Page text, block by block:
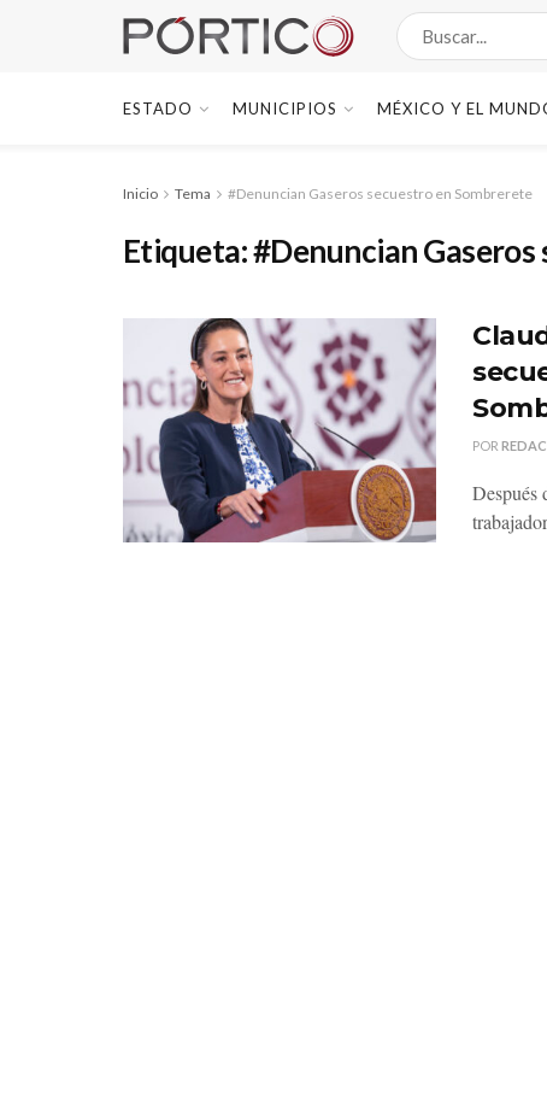
ESTADO MUNICIPIOS MÉXICO Y EL
Inicio Tema #Denuncian Gaseros secuestro en Sombrerete
Etiqueta:#Denuncian
POR
Después